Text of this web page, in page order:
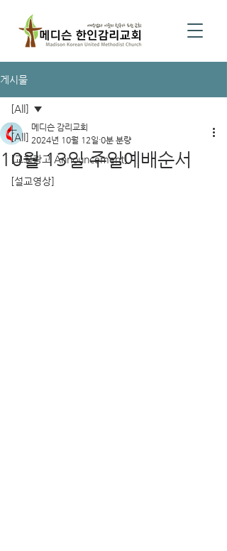
게시물
[All]
[교회광고 Announcement]
[설교영상]
[All]
10월 13일 주일예배순서
메디슨 감리교회
2024년 10월 12일 0분 분량